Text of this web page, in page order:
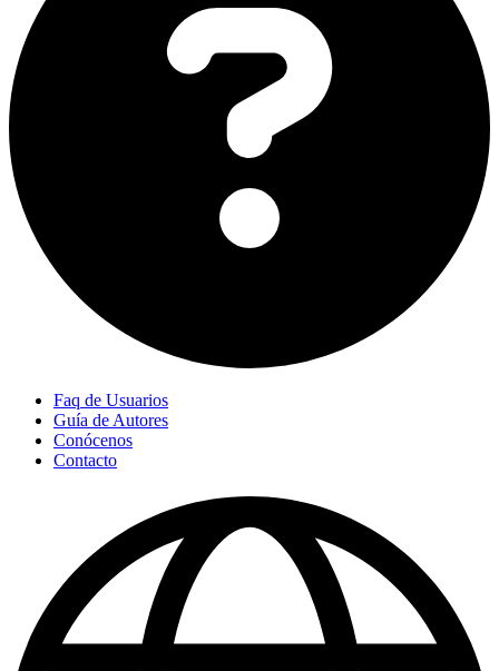
Faq de Usuarios
Guía de Autores
Conócenos
Contacto